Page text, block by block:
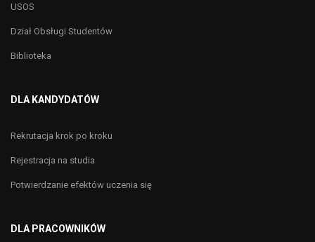
USOS
Dział Obsługi Studentów
Biblioteka
DLA KANDYDATÓW
Rekrutacja krok po kroku
Rejestracja na studia
Potwierdzanie efektów uczenia się
DLA PRACOWNIKÓW